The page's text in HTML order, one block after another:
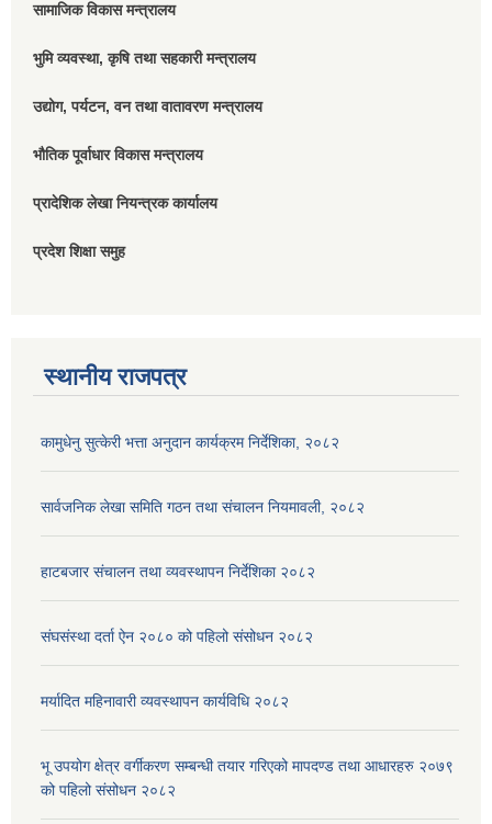
सामाजिक विकास मन्त्रालय
भुमि व्यवस्था, कृषि तथा सहकारी मन्त्रालय
उद्योग, पर्यटन, वन तथा वातावरण मन्त्रालय
भौतिक पूर्वाधार विकास मन्त्रालय
प्रादेशिक लेखा नियन्त्रक कार्यालय
प्रदेश शिक्षा समुह
स्थानीय राजपत्र
कामुधेनु सुत्केरी भत्ता अनुदान कार्यक्रम निर्देशिका, २०८२
सार्वजनिक लेखा समिति गठन तथा संचालन नियमावली, २०८२
हाटबजार संचालन तथा व्यवस्थापन निर्देशिका २०८२
संघसंस्था दर्ता ऐन २०८० को पहिलो संसोधन २०८२
मर्यादित महिनावारी व्यवस्थापन कार्यविधि २०८२
भू उपयोग क्षेत्र वर्गीकरण सम्बन्धी तयार गरिएको मापदण्ड तथा आधारहरु २०७९
को पहिलो संसोधन २०८२